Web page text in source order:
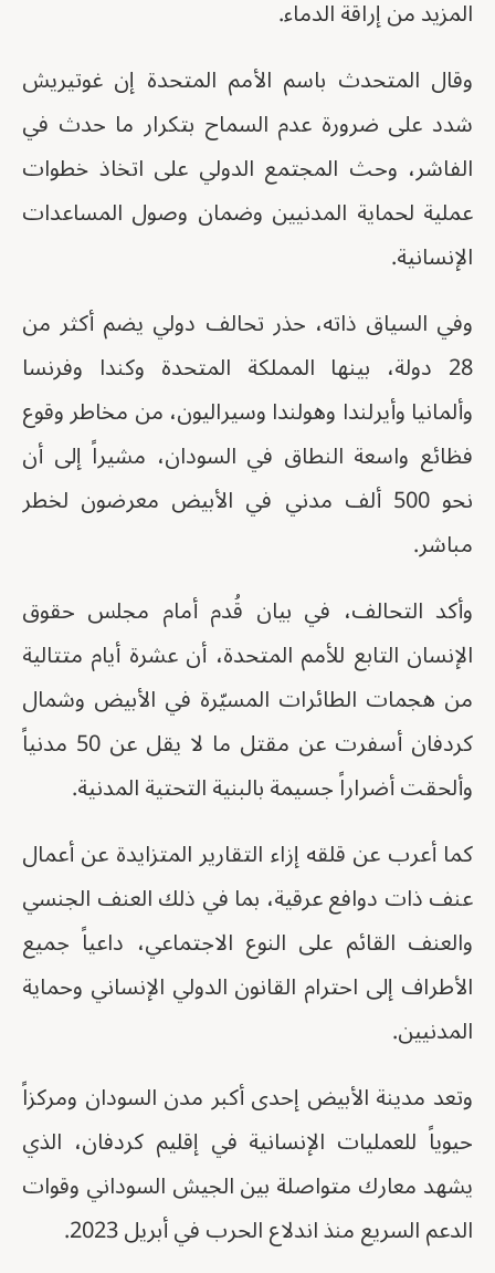
المزيد من إراقة الدماء.
وقال المتحدث باسم الأمم المتحدة إن غوتيريش
شدد على ضرورة عدم السماح بتكرار ما حدث في
الفاشر، وحث المجتمع الدولي على اتخاذ خطوات
عملية لحماية المدنيين وضمان وصول المساعدات
الإنسانية.
وفي السياق ذاته، حذر تحالف دولي يضم أكثر من
28 دولة، بينها المملكة المتحدة وكندا وفرنسا
وألمانيا وأيرلندا وهولندا وسيراليون، من مخاطر وقوع
فظائع واسعة النطاق في السودان، مشيراً إلى أن
نحو 500 ألف مدني في الأبيض معرضون لخطر
مباشر.
وأكد التحالف، في بيان قُدم أمام مجلس حقوق
الإنسان التابع للأمم المتحدة، أن عشرة أيام متتالية
من هجمات الطائرات المسيّرة في الأبيض وشمال
كردفان أسفرت عن مقتل ما لا يقل عن 50 مدنياً
وألحقت أضراراً جسيمة بالبنية التحتية المدنية.
كما أعرب عن قلقه إزاء التقارير المتزايدة عن أعمال
عنف ذات دوافع عرقية، بما في ذلك العنف الجنسي
والعنف القائم على النوع الاجتماعي، داعياً جميع
الأطراف إلى احترام القانون الدولي الإنساني وحماية
المدنيين.
وتعد مدينة الأبيض إحدى أكبر مدن السودان ومركزاً
حيوياً للعمليات الإنسانية في إقليم كردفان، الذي
يشهد معارك متواصلة بين الجيش السوداني وقوات
الدعم السريع منذ اندلاع الحرب في أبريل 2023.